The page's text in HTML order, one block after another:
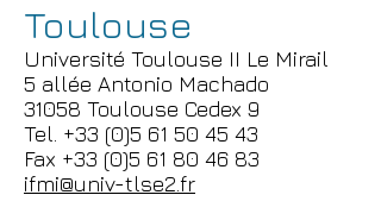
Toulouse
Université Toulouse II Le Mirail
5 allée Antonio Machado
31058 Toulouse Cedex 9
Tel. +33 (0)5 61 50 45 43
Fax +33 (0)5 61 80 46 83
ifmi@univ-tlse2.fr